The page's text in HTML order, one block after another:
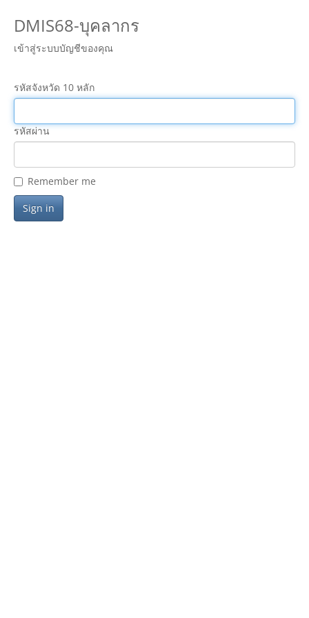
DMIS68-บุคลากร
เข้าสู่ระบบบัญชีของคุณ
รหัสจังหวัด 10 หลัก
รหัสผ่าน
Remember me
Sign in